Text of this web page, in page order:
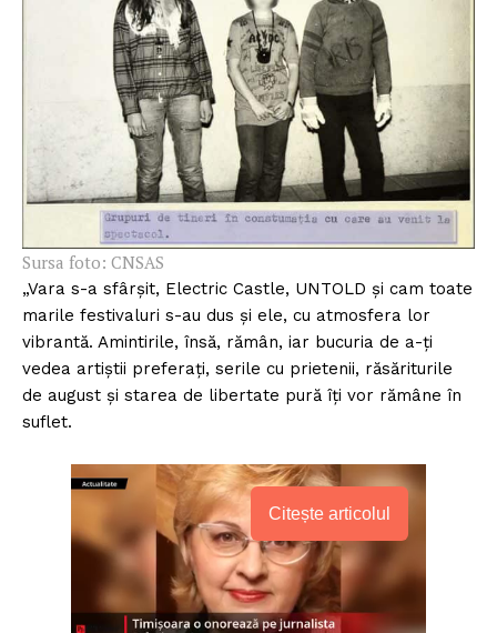
Sursa foto: CNSAS
„Vara s-a sfârșit, Electric Castle, UNTOLD și cam toate
marile festivaluri s-au dus şi ele, cu atmosfera lor
vibrantă. Amintirile, însă, rămân, iar bucuria de a-ţi
vedea artiştii preferaţi, serile cu prietenii, răsăriturile
de august şi starea de libertate pură îţi vor rămâne în
suflet.
Citește articolul